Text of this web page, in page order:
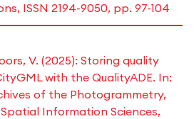
ISSN 2194-9050, pp. 97-104
V. (2025): Storing quality
with the QualityADE. In:
of the Photogrammetry,
Information Sciences,